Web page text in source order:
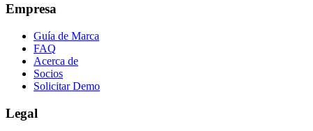
Empresa
Guía de Marca
FAQ
Acerca de
Socios
Solicitar Demo
Legal